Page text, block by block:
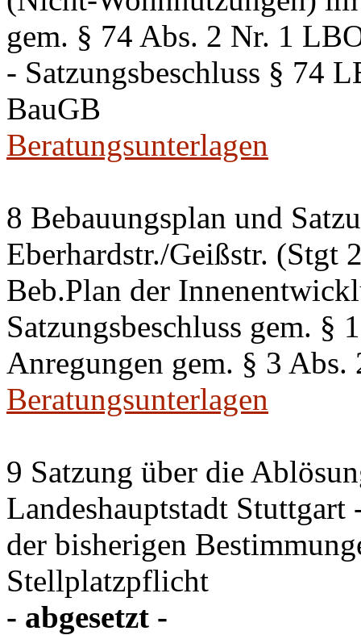
gem. § 74 Abs. 2 Nr. 1
- Satzungsbeschluss § 74
BauGB
Beratungsunterlagen
8 Bebauungsplan und
Eberhardstr./Geißstr. (Stgt
Beb.Plan der
Satzungsbeschluss gem.
Anregungen gem. § 3 Abs.
Beratungsunterlagen
9 Satzung über die
Landeshauptstadt
der bisherigen
Stellplatzpflicht
- abgesetzt -